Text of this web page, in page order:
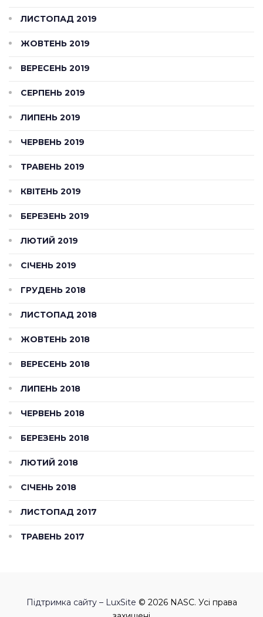
ЛИСТОПАД 2019
ЖОВТЕНЬ 2019
ВЕРЕСЕНЬ 2019
СЕРПЕНЬ 2019
ЛИПЕНЬ 2019
ЧЕРВЕНЬ 2019
ТРАВЕНЬ 2019
КВІТЕНЬ 2019
БЕРЕЗЕНЬ 2019
ЛЮТИЙ 2019
СІЧЕНЬ 2019
ГРУДЕНЬ 2018
ЛИСТОПАД 2018
ЖОВТЕНЬ 2018
ВЕРЕСЕНЬ 2018
ЛИПЕНЬ 2018
ЧЕРВЕНЬ 2018
БЕРЕЗЕНЬ 2018
ЛЮТИЙ 2018
СІЧЕНЬ 2018
ЛИСТОПАД 2017
ТРАВЕНЬ 2017
Підтримка сайту – LuxSite © 2026 NASC. Усі права